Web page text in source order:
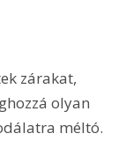
zárakat,
olyan
méltó.